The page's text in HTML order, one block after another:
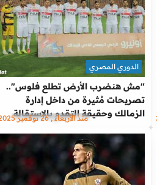
"مش هنضرب الأرض تطلع فلوس"..
تصريحات مُثيرة من داخل إدارة
الزمالك وحقيقة التقدم بالاستقالة
الدوري المصري
منذ الأربعاء , 26 نوفمبر 2025